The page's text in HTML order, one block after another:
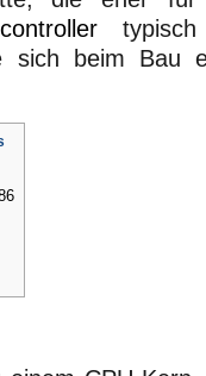
typisch
sich beim Bau